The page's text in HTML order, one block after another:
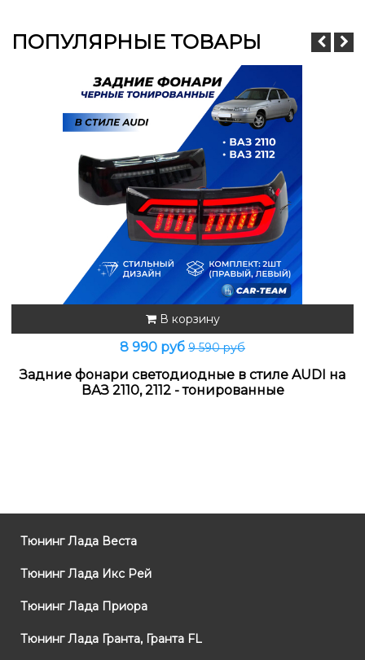
ПОПУЛЯРНЫЕ ТОВАРЫ
В корзину
8 990 руб 9 590 руб
Задние фонари светодиодные в стиле AUDI на
ВАЗ 2110, 2112 - тонированные
Тюнинг Лада Веста
Тюнинг Лада Икс Рей
Тюнинг Лада Приора
Тюнинг Лада Гранта, Гранта FL